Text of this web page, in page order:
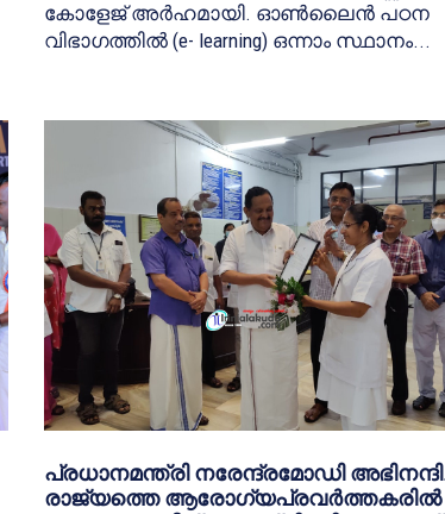
കോളേജ് അർഹമായി. ഓൺലൈൻ പഠന
വിഭാഗത്തിൽ (e- learning) ഒന്നാം സ്ഥാനം...
പ്രധാനമന്ത്രി നരേന്ദ്രമോഡി
രാജ്യത്തെ ആരോഗ്യപ്രവർത്തകരിൽ